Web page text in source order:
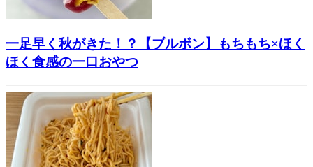
一足早く秋がきた！？【ブルボン】もちもち×ほく
ほく食感の一口おやつ